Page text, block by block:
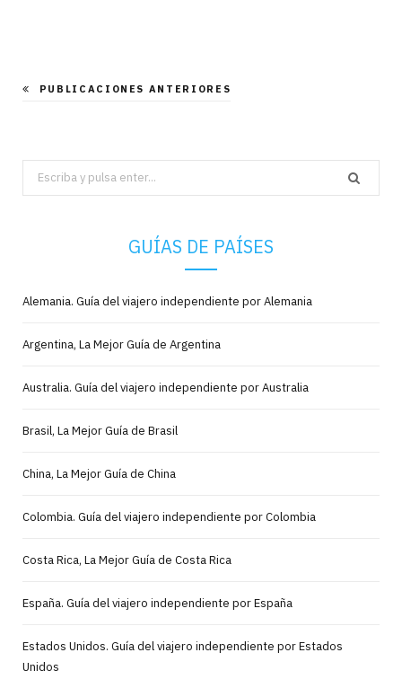
PUBLICACIONES ANTERIORES
Search
for:
GUÍAS DE PAÍSES
Alemania. Guía del viajero independiente por Alemania
Argentina, La Mejor Guía de Argentina
Australia. Guía del viajero independiente por Australia
Brasil, La Mejor Guía de Brasil
China, La Mejor Guía de China
Colombia. Guía del viajero independiente por Colombia
Costa Rica, La Mejor Guía de Costa Rica
España. Guía del viajero independiente por España
Estados Unidos. Guía del viajero independiente por Estados
Unidos